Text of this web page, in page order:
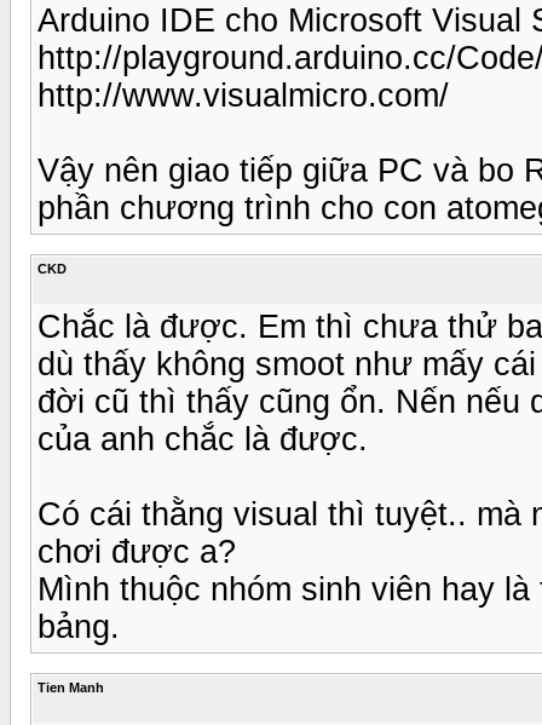
Arduino IDE cho Microsoft Visual
http://playground.arduino.cc/
http://www.visualmicro.com/
Vậy nên giao tiếp giữa PC và bo
phần chương trình cho con
CKD
Chắc là được. Em thì chưa thử
dù thấy không smoot như mấy
đời cũ thì thấy cũng ổn. Nến nếu
của anh chắc là được.
Có cái thằng visual thì tuyệt.. mà
chơi được a?
Mình thuộc nhóm sinh viên hay
bảng.
Tien Manh